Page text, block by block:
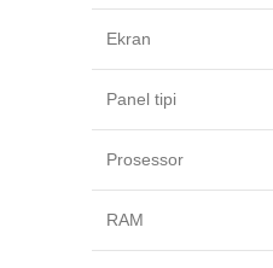
Ekran
Panel tipi
Prosessor
RAM